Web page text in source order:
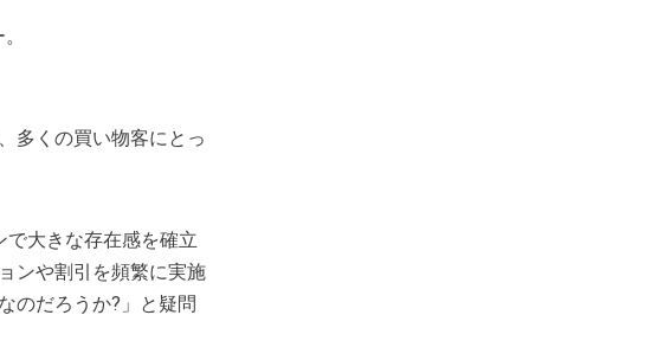
多くの買い物客にとっ
で大きな存在感を確立
ンや割引を頻繁に実施
のだろうか?」と疑問